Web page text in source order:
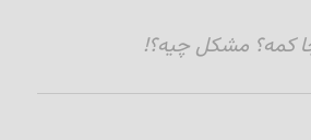
کمه؟ مشکل چیه؟!